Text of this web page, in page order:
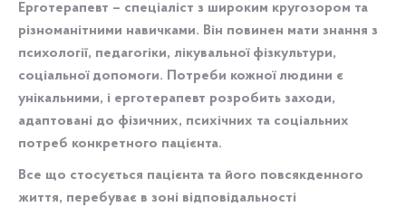
Ерготерапевт – спеціаліст з широким кругозором та
різноманітними навичками. Він повинен мати знання з
психології, педагогіки, лікувальної фізкультури,
соціальної допомоги. Потреби кожної людини є
унікальними, і ерготерапевт розробить заходи,
адаптовані до фізичних, психічних та соціальних
потреб конкретного пацієнта.
Все що стосується пацієнта та його повсякденного
життя, перебуває в зоні відповідальності